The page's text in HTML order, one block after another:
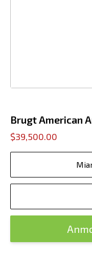
Brugt American
$39,500.00